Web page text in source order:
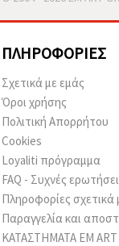
ΠΛΗΡΟΦΟΡΊΕΣ
Σχετικά με εμάς
Όροι χρήσης
Πολιτική Απορρήτου
Cookies
Loyaliti πρόγραμμα
FAQ - Συχνές
Πληροφορίες
Παραγγελία και
ΚΑΤΑΣΤΗΜΑΤΑ EM ART